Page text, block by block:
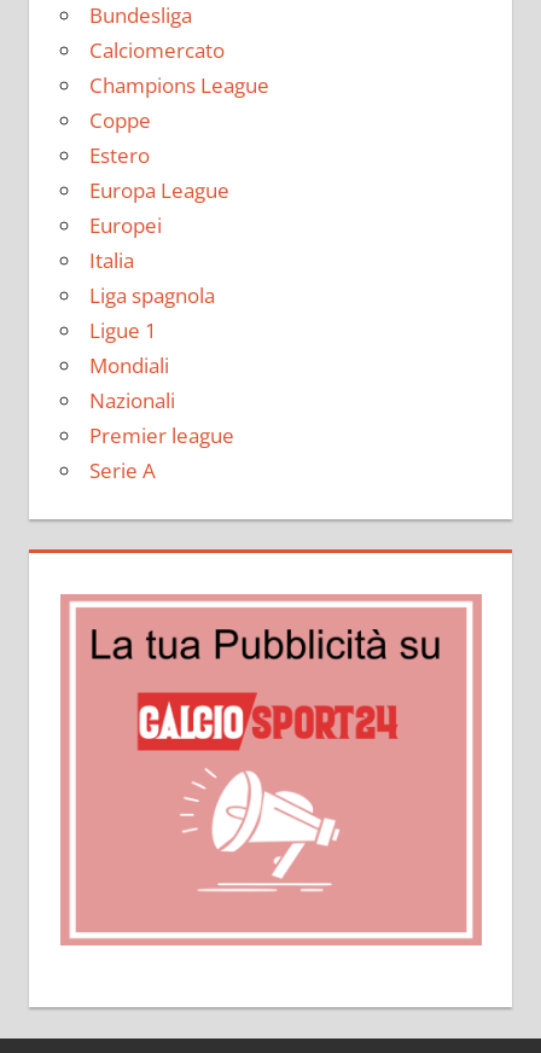
Bundesliga
Calciomercato
Champions League
Coppe
Estero
Europa League
Europei
Italia
Liga spagnola
Ligue 1
Mondiali
Nazionali
Premier league
Serie A